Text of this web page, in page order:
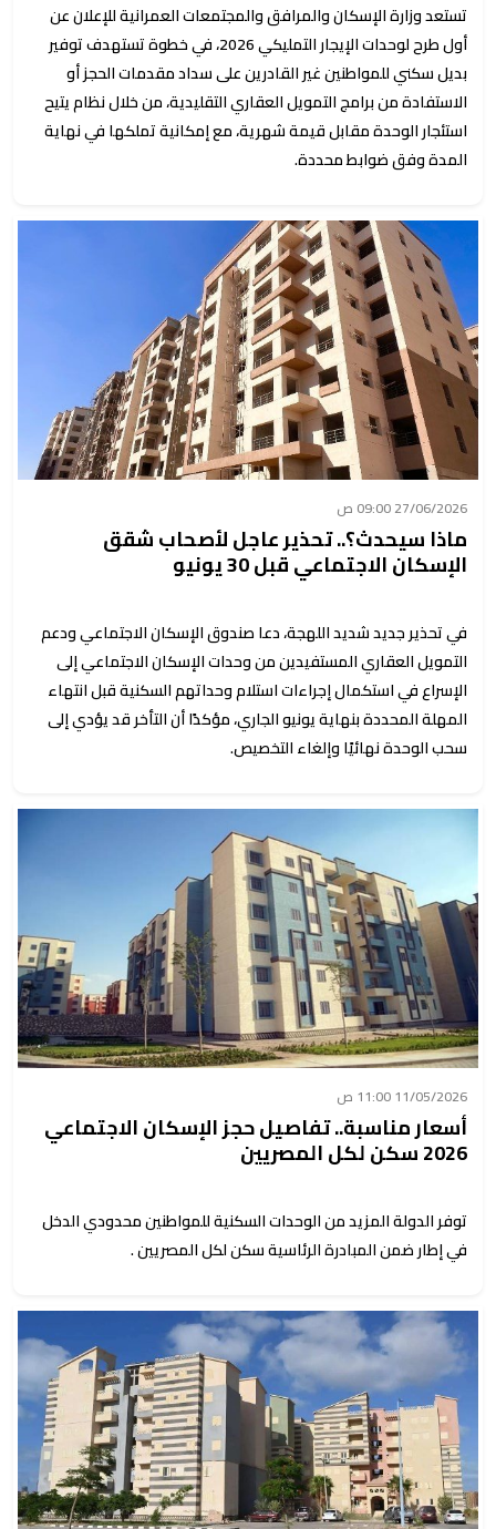
تستعد وزارة الإسكان والمرافق والمجتمعات العمرانية للإعلان عن
أول طرح لوحدات الإيجار التمليكي 2026، في خطوة تستهدف توفير
بديل سكني للمواطنين غير القادرين على سداد مقدمات الحجز أو
الاستفادة من برامج التمويل العقاري التقليدية، من خلال نظام يتيح
استئجار الوحدة مقابل قيمة شهرية، مع إمكانية تملكها في نهاية
المدة وفق ضوابط محددة.
27/06/2026 09:00 ص
ماذا سيحدث؟.. تحذير عاجل لأصحاب شقق
الإسكان الاجتماعي قبل 30 يونيو
في تحذير جديد شديد اللهجة، دعا صندوق الإسكان الاجتماعي ودعم
التمويل العقاري المستفيدين من وحدات الإسكان الاجتماعي إلى
الإسراع في استكمال إجراءات استلام وحداتهم السكنية قبل انتهاء
المهلة المحددة بنهاية يونيو الجاري، مؤكدًا أن التأخر قد يؤدي إلى
سحب الوحدة نهائيًا وإلغاء التخصيص.
11/05/2026 11:00 ص
أسعار مناسبة.. تفاصيل حجز الإسكان الاجتماعي
2026 سكن لكل المصريين
توفر الدولة المزيد من الوحدات السكنية للمواطنين محدودي الدخل
في إطار ضمن المبادرة الرئاسية سكن لكل المصريين .